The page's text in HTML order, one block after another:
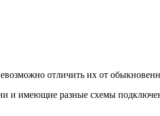
отличить их от
и имеющие разные схемы